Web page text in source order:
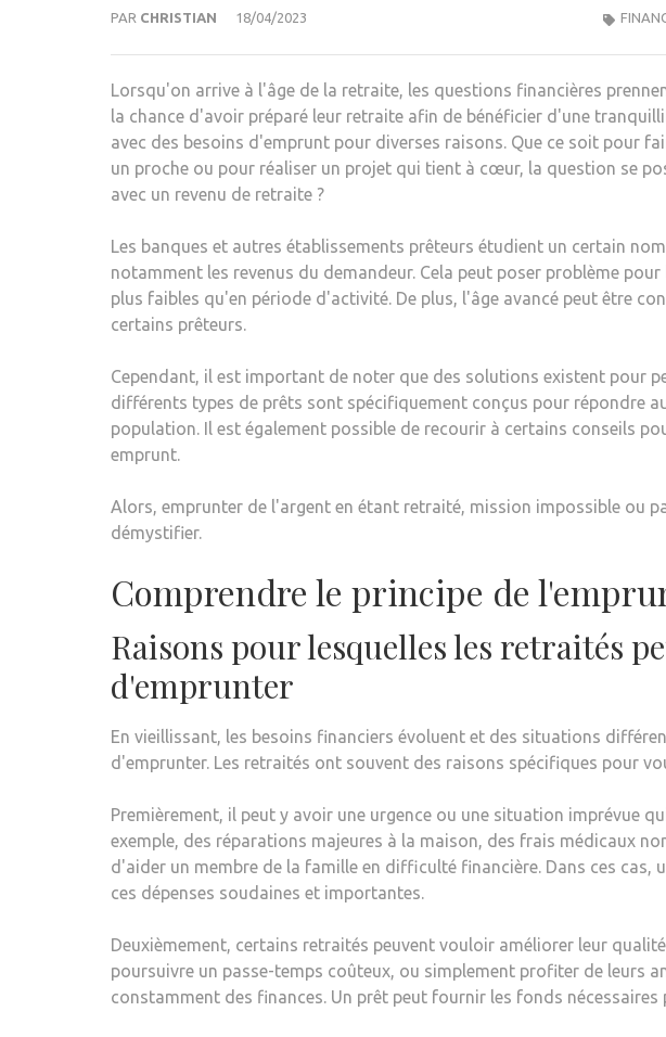
PAR CHRISTIAN 18/04/2023
Lorsqu'on arrive à l'âge de la retraite, les questions financières
la chance d'avoir préparé leur retraite afin de bénéficier d'une
avec des besoins d'emprunt pour diverses raisons. Que ce soit pour
un proche ou pour réaliser un projet qui tient à cœur, la question se
avec un revenu de retraite ?
Les banques et autres établissements prêteurs étudient un certain
notamment les revenus du demandeur. Cela peut poser problème
plus faibles qu'en période d'activité. De plus, l'âge avancé peut être
certains prêteurs.
Cependant, il est important de noter que des solutions existent pour
différents types de prêts sont spécifiquement conçus pour répondre
population. Il est également possible de recourir à certains conseils
emprunt.
Alors, emprunter de l'argent en étant retraité, mission impossible ou
démystifier.
Comprendre le principe de
Raisons pour lesquelles les retraités
d'emprunter
En vieillissant, les besoins financiers évoluent et des situations
d'emprunter. Les retraités ont souvent des raisons spécifiques pour
Premièrement, il peut y avoir une urgence ou une situation imprévue
exemple, des réparations majeures à la maison, des frais médicaux
d'aider un membre de la famille en difficulté financière. Dans ces cas,
ces dépenses soudaines et importantes.
Deuxièmement, certains retraités peuvent vouloir améliorer leur
poursuivre un passe-temps coûteux, ou simplement profiter de leurs
constamment des finances. Un prêt peut fournir les fonds nécessaires